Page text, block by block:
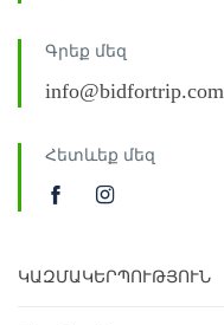
Գրեք մեզ
info@bidfortrip.com
Հետևեք մեզ
ԿԱԶՄԱԿԵՐՊՈՒԹՅՈՒՆ